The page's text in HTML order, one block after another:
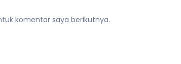
komentar saya berikutnya.